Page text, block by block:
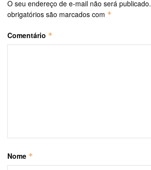
O seu endereço de e-mail não será publicado.
obrigatórios são marcados com *
Comentário *
Nome *